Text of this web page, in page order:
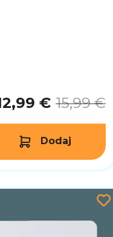
€ 15,99 €
Dodaj